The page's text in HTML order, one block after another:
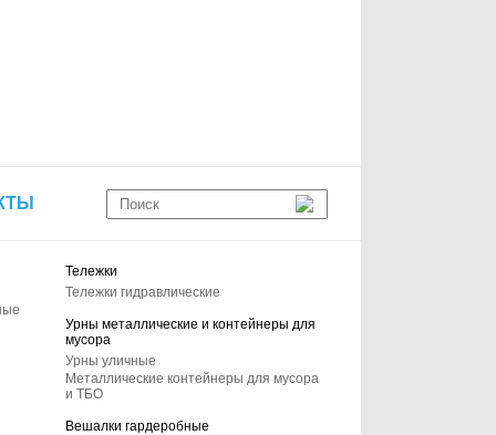
Тележки
Тележки гидравлические
Урны металлические и контейнеры для
мусора
Урны уличные
Металлические контейнеры для мусора
и ТБО
Вешалки гардеробные